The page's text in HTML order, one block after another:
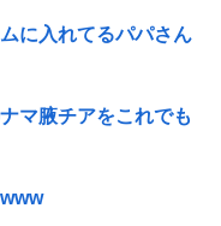
に入れてるパパさん
マ腋チアをこれでも